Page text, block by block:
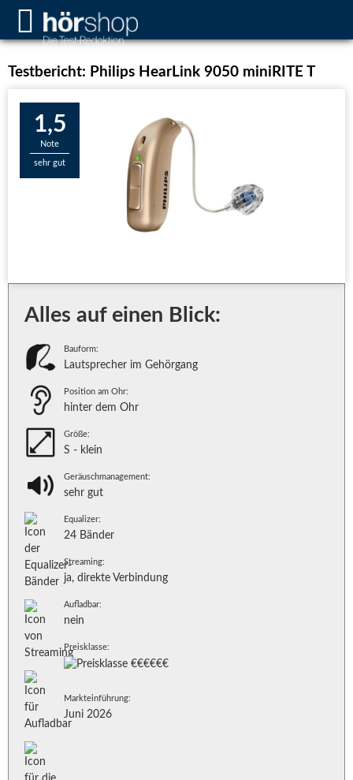
Testbericht: Philips HearLink 9050 miniRITE T
1,5
Note
sehr gut
Alles auf einen Blick:
Bauform:
Lautsprecher im Gehörgang
Position am Ohr:
hinter dem Ohr
Größe:
S - klein
Geräuschmanagement:
sehr gut
Equalizer:
24 Bänder
Streaming:
ja, direkte Verbindung
Aufladbar:
nein
Preisklasse:
Markteinführung:
Juni 2026